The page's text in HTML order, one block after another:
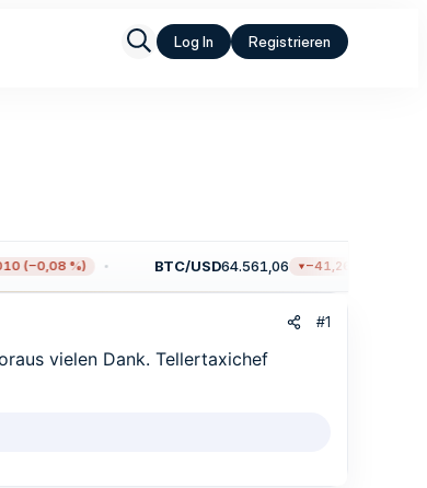
Log In Registrieren
(−0,08 %) BTC/USD64.561,06 −41,26 (−0,06 %)
#1
vielen Dank. Tellertaxichef